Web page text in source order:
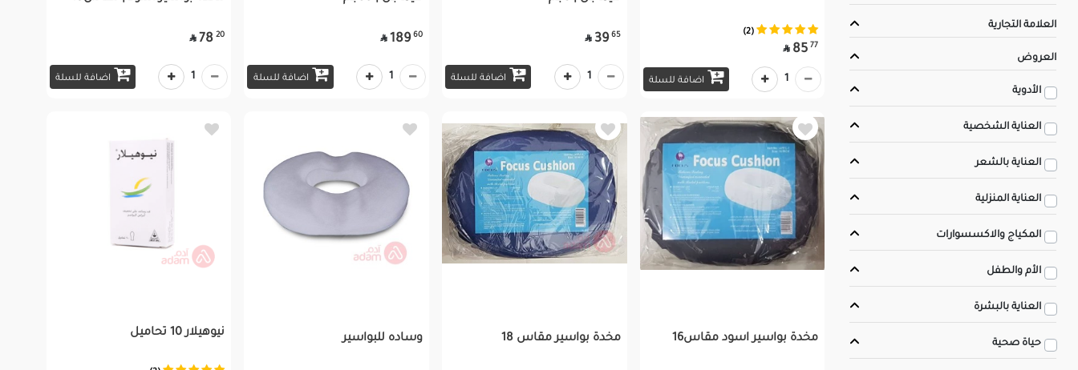
العلامة التجارية
العروض
الأدوية
العناية الشخصية
العناية بالشعر
العناية المنزلية
المكياج والاكسسوارات
الأم والطفل
العناية بالبشرة
حياة صحية
(2)
77
85

اضافة للسلة 1
65
39

اضافة للسلة 1
60
189

اضافة للسلة 1
20
78

اضافة للسلة 1
مخدة بواسير اسود مقاس16 مخدة بواسير مقاس 18 وساده للبواسير نيوهيلار 10 تحاميل